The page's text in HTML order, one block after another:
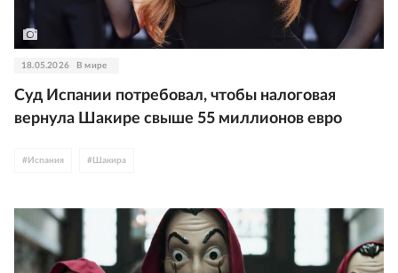
18.05.2026 В мире
Суд Испании потребовал, чтобы налоговая
вернула Шакире свыше 55 миллионов евро
# Испания # Шакира